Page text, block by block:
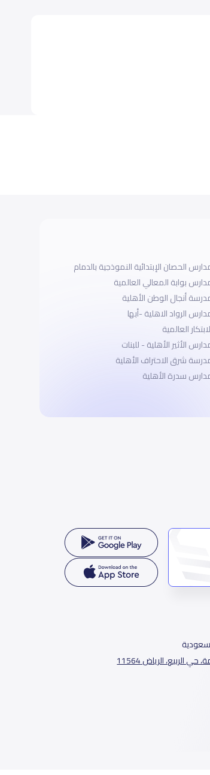
الحصان الإبتدائية النموذجية بالدمام
بوابة المعالي العالمية
أنجال الوطن الأهلية
الرواد الاهلية -أبها
العالمية
الأثير الأهلية - للبنات
شرق الاحتراف الأهلية
سدرة الأهلية